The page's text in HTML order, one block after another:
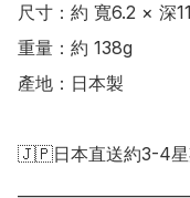
尺寸：約 寬6.2 × 深
重量：約 138g
產地：日本製
🇯🇵日本直送約3-4星